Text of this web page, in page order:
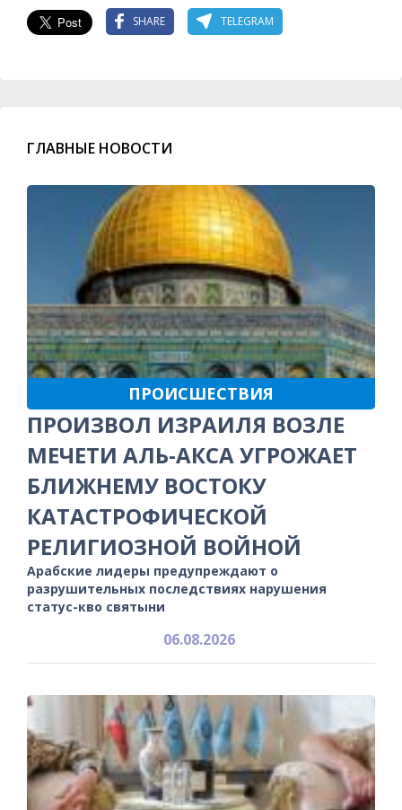
SHARE TELEGRAM
ГЛАВНЫЕ НОВОСТИ
ПРОИСШЕСТВИЯ
ПРОИЗВОЛ ИЗРАИЛЯ ВОЗЛЕ
МЕЧЕТИ АЛЬ-АКСА УГРОЖАЕТ
БЛИЖНЕМУ ВОСТОКУ
КАТАСТРОФИЧЕСКОЙ
РЕЛИГИОЗНОЙ ВОЙНОЙ
Арабские лидеры предупреждают о
разрушительных последствиях нарушения
статус-кво святыни
06.08.2026